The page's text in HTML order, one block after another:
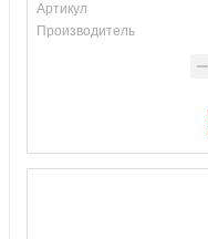
Артикул
Производитель